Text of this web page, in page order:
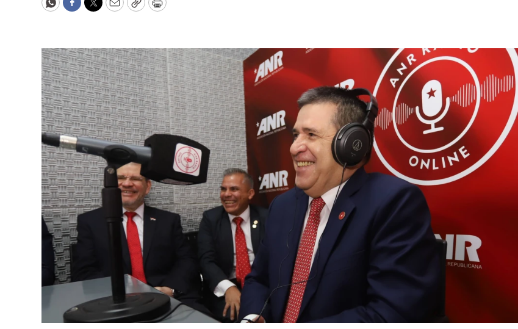
WhatsApp
Facebook
Twitter
EmailCopyPrint